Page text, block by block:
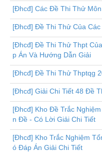
[Đhcđ] Các Đề Thi Thử
[Đhcđ] Đề Thi Thử Của
[Đhcđ] Đề Thi Thử Thpt
p Án Và Hướng Dẫn Giải
[Đhcđ] Đề Thi Thử Thptqg
[Đhcđ] Giải Chi Tiết 48 Đề
[Đhcđ] Kho Đề Trắc
n Đề - Có Lời Giải Chi Tiết
[Đhcđ] Kho Trắc Nghiệm
ó Đáp Án Giải Chi Tiết